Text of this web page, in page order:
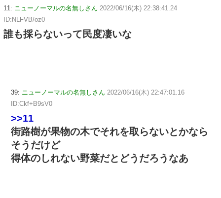
11: ニューノーマルの名無しさん 2022/06/16(木) 22:38:41.24
ID:NLFVB/oz0
誰も採らないって民度凄いな
39: ニューノーマルの名無しさん 2022/06/16(木) 22:47:01.16
ID:Ckf+B9sV0
>>11
街路樹が果物の木でそれを取らないとかなら
そうだけど
得体のしれない野菜だとどうだろうなあ